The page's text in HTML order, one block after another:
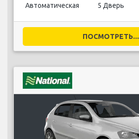
Автоматическая 5 Дверь
ПОСМОТРЕТЬ...